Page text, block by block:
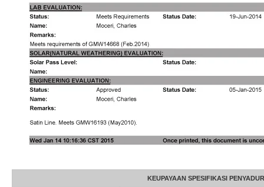
KEUPAYAAN SPESIFIKASI